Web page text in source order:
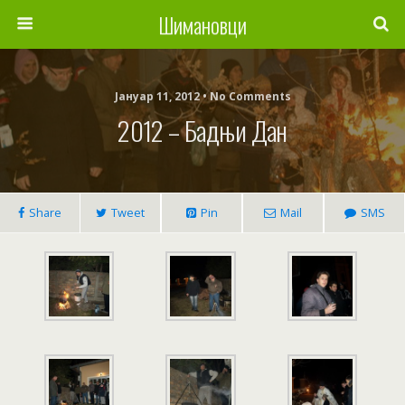
Шимановци
Јануар 11, 2012 • No Comments
2012 – Бадњи Дан
Share Tweet Pin Mail SMS